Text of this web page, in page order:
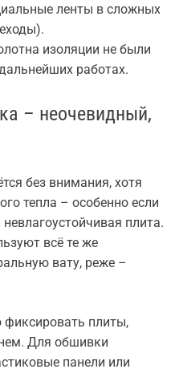
ленты в сложных
изоляции не были
работах.
– неочевидный,
без внимания, хотя
тепла – особенно если
плита.
всё те же
вату, реже –
плиты,
Для обшивки
панели или